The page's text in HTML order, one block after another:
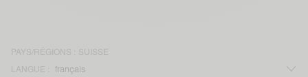
PAYS/RÉGIONS : SUISSE
LANGUE :